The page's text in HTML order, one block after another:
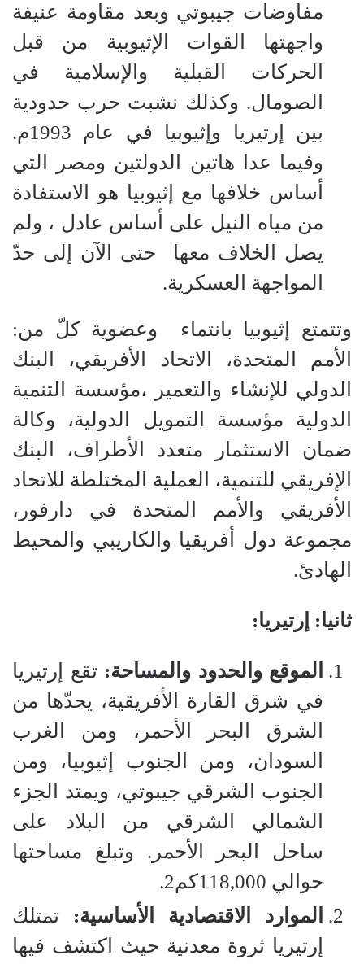
مفاوضات جيبوتي وبعد مقاومة عنيفة
واجهتها القوات الإثيوبية من قبل
الحركات القبلية والإسلامية في
الصومال. وكذلك نشبت حرب حدودية
بين إرتيريا وإثيوبيا في عام 1993م.
وفيما عدا هاتين الدولتين ومصر التي
أساس خلافها مع إثيوبيا هو الاستفادة
من مياه النيل على أساس عادل ، ولم
يصل الخلاف معها
حتى الآن إلى حدّ
المواجهة العسكرية.
وتتمتع إثيوبيا بانتماء
وعضوية كلّ من:
الأمم المتحدة، الاتحاد الأفريقي، البنك
الدولي للإنشاء والتعمير ،مؤسسة التنمية
الدولية مؤسسة التمويل الدولية، وكالة
ضمان الاستثمار متعدد الأطراف، البنك
الإفريقي للتنمية، العملية المختلطة للاتحاد
الأفريقي والأمم المتحدة في دارفور،
مجموعة دول أفريقيا والكاريبي والمحيط
الهادئ.
ثانيا: إرتيريا:
الموقع والحدود والمساحة: تقع إرتيريا
في شرق القارة الأفريقية، يحدّها من
الشرق البحر الأحمر، ومن الغرب
السودان، ومن الجنوب إثيوبيا، ومن
الجنوب الشرقي جيبوتي، ويمتد الجزء
الشمالي الشرقي من البلاد على
ساحل البحر الأحمر. وتبلغ مساحتها
حوالي 118,000كم2.
الموارد الاقتصادية الأساسية: تمتلك
إرتيريا ثروة معدنية حيث اكتشف فيها